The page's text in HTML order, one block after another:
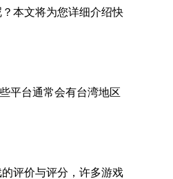
本文将为您详细介绍快
平台通常会有台湾地区
评价与评分，许多游戏